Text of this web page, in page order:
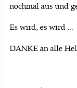
nochmal aus und
Es wird, es wird ...
DANKE an alle